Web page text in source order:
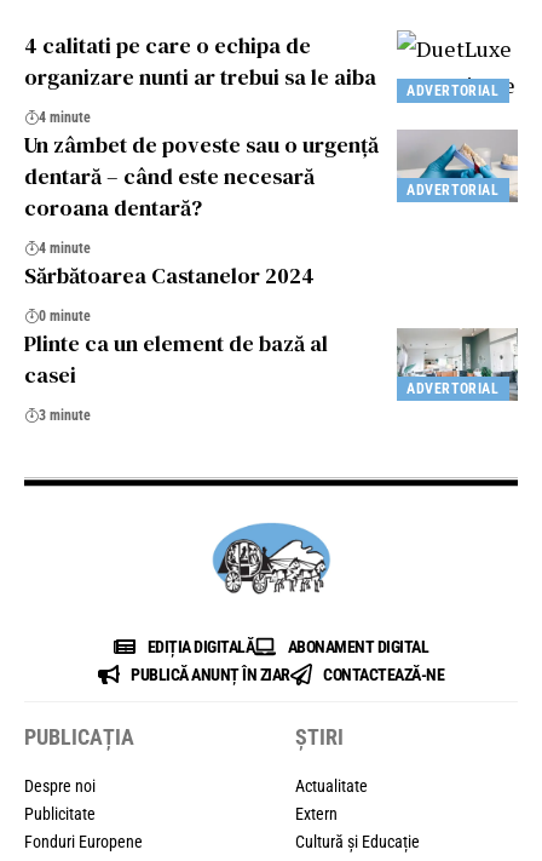
ADVERTORIAL
4 calitati pe care o echipa de
organizare nunti ar trebui sa le aiba
4 minute
ADVERTORIAL
Un zâmbet de poveste sau o urgență
dentară – când este necesară
coroana dentară?
4 minute
Sărbătoarea Castanelor 2024
0 minute
ADVERTORIAL
Plinte ca un element de bază al
casei
3 minute
EDIȚIA DIGITALĂ
ABONAMENT DIGITAL
PUBLICĂ ANUNȚ ÎN ZIAR
CONTACTEAZĂ-NE
PUBLICAȚIA
Despre noi
Publicitate
Fonduri Europene
ȘTIRI
Actualitate
Extern
Cultură și Educație